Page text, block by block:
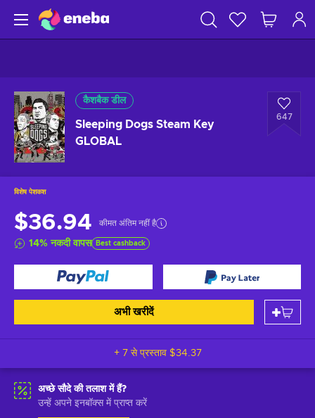
कैशबैक डील
Sleeping Dogs Steam Key
GLOBAL
647
विशेष पेशकश
$36.94 कीमत अंतिम नहीं है
14%नकदी वापस Best cashback
अभी खरीदें
+ 7 से प्रस्ताव $34.37
अच्छे सौदे की तलाश में हैं?
उन्हें अपने इनबॉक्स में प्राप्त करें